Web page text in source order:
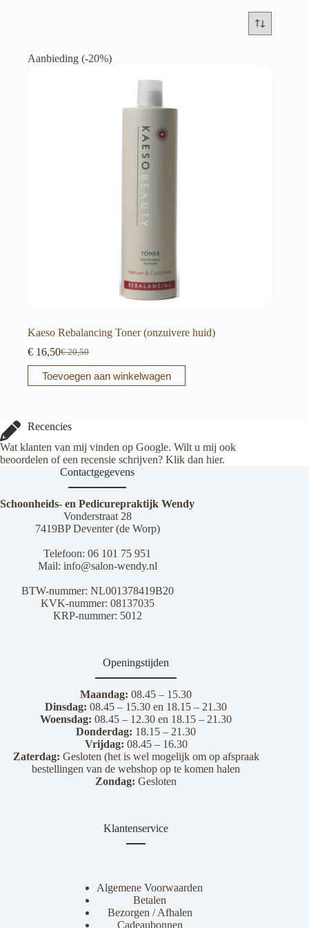
Aanbieding (-20%)
Kaeso Rebalancing Toner (onzuivere huid)
€20,50
Oorspronkelijke
prijs
was:
€ 16,50Huidige
prijs
is:
Toevoegen aan winkelwagen
Recencies
Wat klanten van mij vinden op Google. Wilt u mij ook
beoordelen of een recensie schrijven? Klik dan hier.
Contactgegevens
Schoonheids- en Pedicurepraktijk Wendy
Vonderstraat 28
7419BP Deventer (de Worp)
Telefoon: 06 101 75 951
Mail: info@salon-wendy.nl
BTW-nummer: NL001378419B20
KVK-nummer: 08137035
KRP-nummer: 5012
Openingstijden
Maandag:08.45 – 15.30
Dinsdag: 08.45 – 15.30 en 18.15 – 21.30
Woensdag: 08.45 – 12.30 en 18.15 – 21.30
Donderdag: 18.15 – 21.30
Vrijdag: 08.45 – 16.30
Zaterdag: Gesloten (het is wel mogelijk om op afspraak
bestellingen van de webshop op te komen halen
Zondag: Gesloten
Klantenservice
Algemene Voorwaarden
Betalen
Bezorgen / Afhalen
Cadeaubonnen